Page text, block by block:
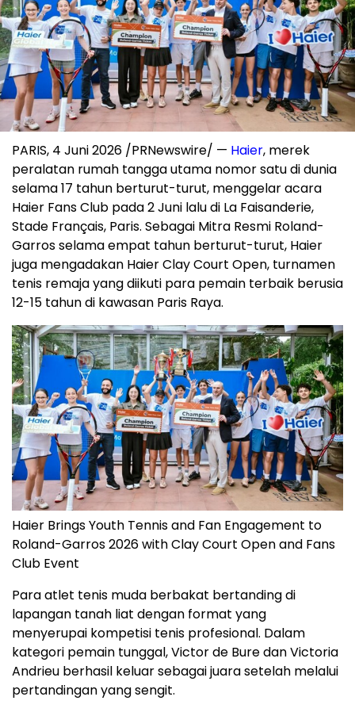
PARIS, 4 Juni 2026 /PRNewswire/ — Haier, merek
peralatan rumah tangga utama nomor satu di dunia
selama 17 tahun berturut-turut, menggelar acara
Haier Fans Club pada 2 Juni lalu di La Faisanderie,
Stade Français, Paris. Sebagai Mitra Resmi Roland-
Garros selama empat tahun berturut-turut, Haier
juga mengadakan Haier Clay Court Open, turnamen
tenis remaja yang diikuti para pemain terbaik berusia
12-15 tahun di kawasan Paris Raya.
Haier Brings Youth Tennis and Fan Engagement to
Roland-Garros 2026 with Clay Court Open and Fans
Club Event
Para atlet tenis muda berbakat bertanding di
lapangan tanah liat dengan format yang
menyerupai kompetisi tenis profesional. Dalam
kategori pemain tunggal, Victor de Bure dan Victoria
Andrieu berhasil keluar sebagai juara setelah melalui
pertandingan yang sengit.